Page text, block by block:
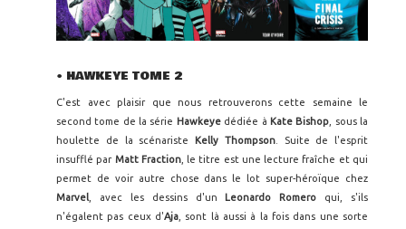
• HAWKEYE TOME 2
C'est avec plaisir que nous retrouverons cette semaine le
second tome de la série Hawkeye dédiée à Kate Bishop , sous la
houlette de la scénariste Kelly Thompson. Suite de l'esprit
insufflé par Matt Fraction, le titre est une lecture fraîche et qui
permet de voir autre chose dans le lot super-héroïque chez
Marvel , avec les dessins d'un Leonardo Romero qui, s'ils
n'égalent pas ceux d'Aja , sont là aussi à la fois dans une sorte